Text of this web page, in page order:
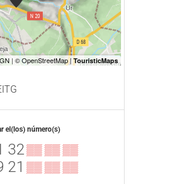
el(los) número(s)
32▒▒ ▒▒ ▒▒
21 ▒▒ ▒▒ ▒▒